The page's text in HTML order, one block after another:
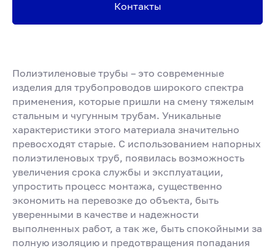
Контакты
Полиэтиленовые трубы – это современные
изделия для трубопроводов широкого спектра
применения, которые пришли на смену тяжелым
стальным и чугунным трубам. Уникальные
характеристики этого материала значительно
превосходят старые. С использованием напорных
полиэтиленовых труб, появилась возможность
увеличения срока службы и эксплуатации,
упростить процесс монтажа, существенно
экономить на перевозке до объекта, быть
уверенными в качестве и надежности
выполненных работ, а так же, быть спокойными за
полную изоляцию и предотвращения попадания